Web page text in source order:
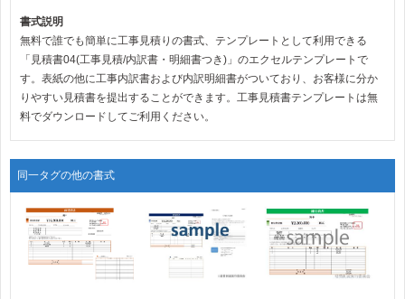
書式説明
無料で誰でも簡単に工事見積りの書式、テンプレートとして利用できる
「見積書04(工事見積/内訳書・明細書つき)」のエクセルテンプレートで
す。表紙の他に工事内訳書および内訳明細書がついており、お客様に分か
りやすい見積書を提出することができます。工事見積書テンプレートは無
料でダウンロードしてご利用ください。
同一タグの他の書式